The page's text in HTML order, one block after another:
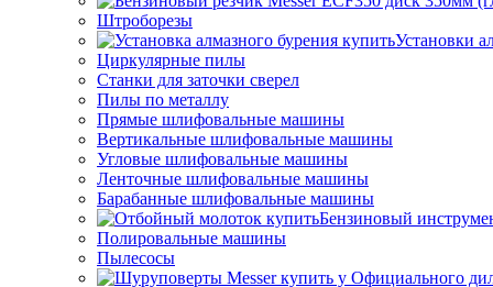
Штроборезы
Установки
Циркулярные пилы
Станки для заточки сверел
Пилы по металлу
Прямые шлифовальные машины
Вертикальные шлифовальные машины
Угловые шлифовальные машины
Ленточные шлифовальные машины
Барабанные шлифовальные машины
Бензиновый
Полировальные машины
Пылесосы